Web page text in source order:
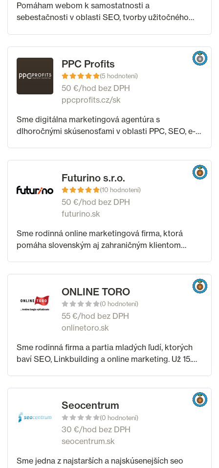
Pomáham webom k samostatnosti a
sebestačnosti v oblasti SEO, tvorby užitočného
PPC Profits
(5 hodnotení)
50 €/hod bez DPH
ppcprofits.cz/sk
Sme digitálna marketingová agentúra s
dlhoročnými skúsenosťami v oblasti PPC, SEO, e-
Futurino s.r.o.
(10 hodnotení)
50 €/hod bez DPH
futurino.sk
Sme rodinná online marketingová firma, ktorá
pomáha slovenským aj zahraničným klientom
ONLINE TORO
(0 hodnotení)
55 €/hod bez DPH
onlinetoro.sk
Sme rodinná firma a partia mladých ľudí, ktorých
baví SEO, Linkbuilding a online marketing. Už 15.
Seocentrum
(0 hodnotení)
30 €/hod bez DPH
seocentrum.sk
Sme jedna z najstarších a najskúsenejších seo